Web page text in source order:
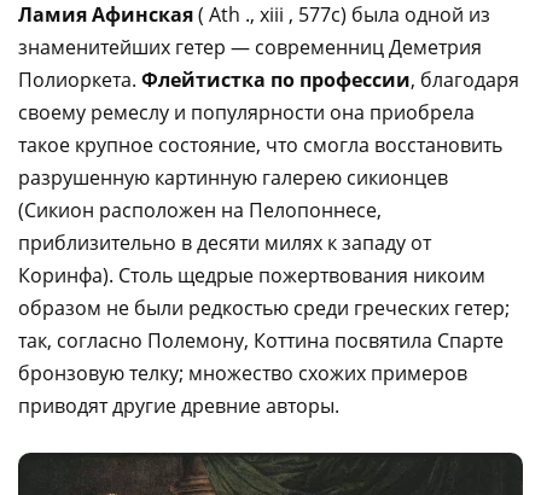
Ламия Афинская( Ath ., xiii , 577с) была одной из
знаменитейших гетер — современниц Деметрия
Полиоркета. Флейтистка по профессии, благодаря
своему ремеслу и популярности она приобрела
такое крупное состояние, что смогла восстановить
разрушенную картинную галерею сикионцев
(Сикион расположен на Пелопоннесе,
приблизительно в десяти милях к западу от
Коринфа). Столь щедрые пожертвования никоим
образом не были редкостью среди греческих гетер;
так, согласно Полемону, Коттина посвятила Спарте
бронзовую телку; множество схожих примеров
приводят другие древние авторы.